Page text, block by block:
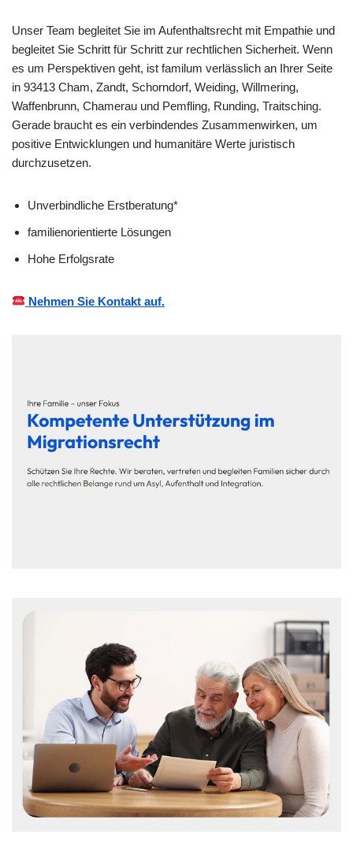
Unser Team begleitet Sie im Aufenthaltsrecht mit Empathie und
begleitet Sie Schritt für Schritt zur rechtlichen Sicherheit. Wenn
es um Perspektiven geht, ist familum verlässlich an Ihrer Seite
in 93413 Cham, Zandt, Schorndorf, Weiding, Willmering,
Waffenbrunn, Chamerau und Pemfling, Runding, Traitsching.
Gerade braucht es ein verbindendes Zusammenwirken, um
positive Entwicklungen und humanitäre Werte juristisch
durchzusetzen.
Unverbindliche Erstberatung*
familienorientierte Lösungen
Hohe Erfolgsrate
Nehmen Sie Kontakt auf.